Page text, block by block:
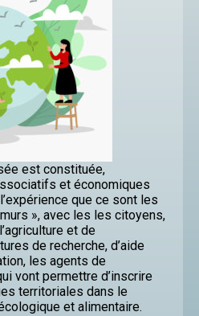
est constituée,
et économiques
que ce sont les
», avec les les citoyens,
et de
de recherche, d’aide
les agents de
vont permettre d’inscrire
territoriales dans le
et alimentaire.